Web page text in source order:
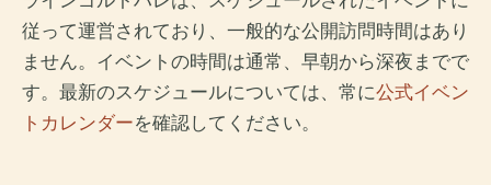
従って運営されており、一般的な公開訪問時間はあり
ません。イベントの時間は通常、早朝から深夜までで
す。最新のスケジュールについては、常に公式イベン
トカレンダーを確認してください。